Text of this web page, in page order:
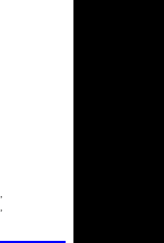
,
,